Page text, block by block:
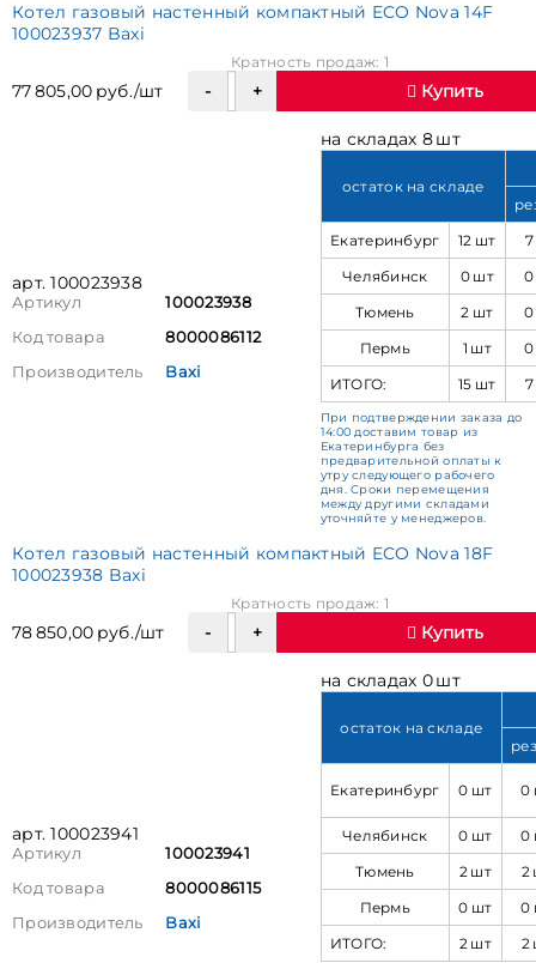
Котел газовый настенный компактный ECO Nova 14F
100023937 Baxi
77 805,00 руб./шт
Кратность продаж: 1
Купить
арт. 100023938
Артикул
100023938
Код товара
8000086112
Производитель
Baxi
на складах 8 шт
остаток на складе
Екатеринбург
12 шт
Челябинск
0 шт
Тюмень
2 шт
Пермь
1 шт
ИТОГО:
15 шт
При подтверждении заказа до
14:00 доставим товар из
Екатеринбурга без
предварительной оплаты к
утру следующего рабочего
дня. Сроки перемещения
между другими складами
уточняйте у менеджеров.
Котел газовый настенный компактный ECO Nova 18F
100023938 Baxi
78 850,00 руб./шт
Кратность продаж: 1
Купить
арт. 100023941
Артикул
100023941
Код товара
8000086115
Производитель
Baxi
на складах 0 шт
остаток на складе
Екатеринбург 0 шт 0
Челябинск 0 шт
0
Тюмень
2 шт
2
Пермь
0 шт
0
ИТОГО:
2 шт 2